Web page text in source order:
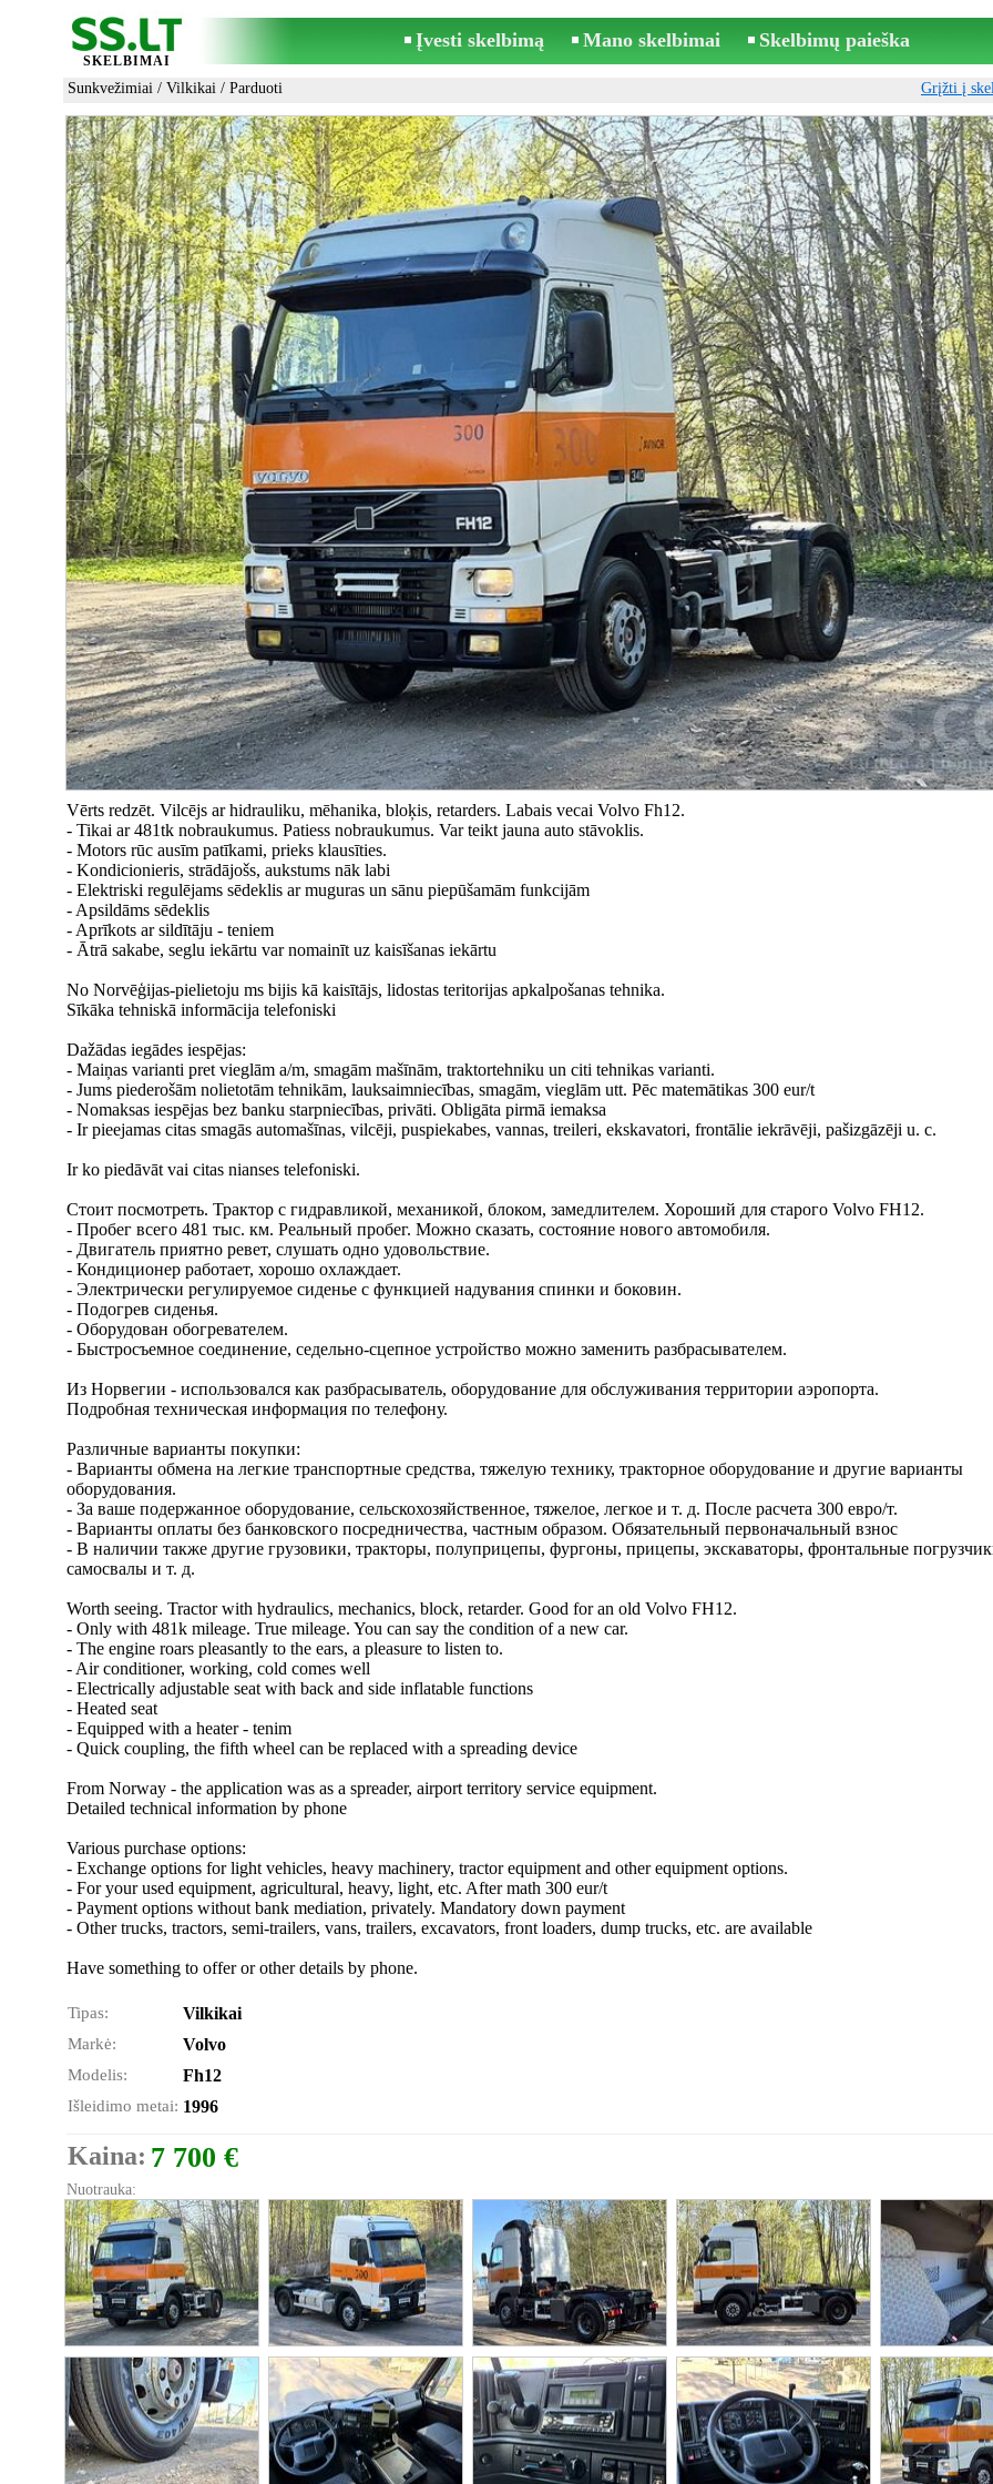
SKELBIMAI
Įvesti skelbimą Mano skelbimai Skelbimų paieška
Sunkvežimiai / Vilkikai / Parduoti Grįžti į
Vērts redzēt. Vilcējs ar hidrauliku, mēhanika, bloķis, retarders. Labais vecai Volvo Fh12.
- Tikai ar 481tk nobraukumus. Patiess nobraukumus. Var teikt jauna auto stāvoklis.
- Motors rūc ausīm patīkami, prieks klausīties.
- Kondicionieris, strādājošs, aukstums nāk labi
- Elektriski regulējams sēdeklis ar muguras un sānu piepūšamām funkcijām
- Apsildāms sēdeklis
- Aprīkots ar sildītāju - teniem
- Ātrā sakabe, seglu iekārtu var nomainīt uz kaisīšanas iekārtu
No Norvēģijas-pielietoju ms bijis kā kaisītājs, lidostas teritorijas apkalpošanas tehnika.
Sīkāka tehniskā informācija telefoniski
Dažādas iegādes iespējas:
- Maiņas varianti pret vieglām a/m, smagām mašīnām, traktortehniku un citi tehnikas varianti.
- Jums piederošām nolietotām tehnikām, lauksaimniecības, smagām, vieglām utt. Pēc matemātikas 300 eur/t
- Nomaksas iespējas bez banku starpniecības, privāti. Obligāta pirmā iemaksa
- Ir pieejamas citas smagās automašīnas, vilcēji, puspiekabes, vannas, treileri, ekskavatori, frontālie iekrāvēji, pašizgāzēji u. c.
Ir ko piedāvāt vai citas nianses telefoniski.
Стоит посмотреть. Трактор с гидравликой, механикой, блоком, замедлителем. Хороший для старого Volvo FH12.
- Пробег всего 481 тыс. км. Реальный пробег. Можно сказать, состояние нового автомобиля.
- Двигатель приятно ревет, слушать одно удовольствие.
- Кондиционер работает, хорошо охлаждает.
- Электрически регулируемое сиденье с функцией надувания спинки и боковин.
- Подогрев сиденья.
- Оборудован обогревателем.
- Быстросъемное соединение, седельно-сцепное устройство можно заменить разбрасывателем.
Из Норвегии - использовался как разбрасыватель, оборудование для обслуживания территории аэропорта.
Подробная техническая информация по телефону.
Различные варианты покупки:
- Варианты обмена на легкие транспортные средства, тяжелую технику, тракторное оборудование и другие варианты
оборудования.
- За ваше подержанное оборудование, сельскохозяйственное, тяжелое, легкое и т. д. После расчета 300 евро/т.
- Варианты оплаты без банковского посредничества, частным образом. Обязательный первоначальный взнос
- В наличии также другие грузовики, тракторы, полуприцепы, фургоны, прицепы, экскаваторы, фронтальные
самосвалы и т. д.
Worth seeing. Tractor with hydraulics, mechanics, block, retarder. Good for an old Volvo FH12.
- Only with 481k mileage. True mileage. You can say the condition of a new car.
- The engine roars pleasantly to the ears, a pleasure to listen to.
- Air conditioner, working, cold comes well
- Electrically adjustable seat with back and side inflatable functions
- Heated seat
- Equipped with a heater - tenim
- Quick coupling, the fifth wheel can be replaced with a spreading device
From Norway - the application was as a spreader, airport territory service equipment.
Detailed technical information by phone
Various purchase options:
- Exchange options for light vehicles, heavy machinery, tractor equipment and other equipment options.
- For your used equipment, agricultural, heavy, light, etc. After math 300 eur/t
- Payment options without bank mediation, privately. Mandatory down payment
- Other trucks, tractors, semi-trailers, vans, trailers, excavators, front loaders, dump trucks, etc. are available
Have something to offer or other details by phone.
Tipas: Vilkikai
Markė: Volvo
Modelis: Fh12
Išleidimo metai: 1996
Kaina: 7 700 €
Nuotrauka: